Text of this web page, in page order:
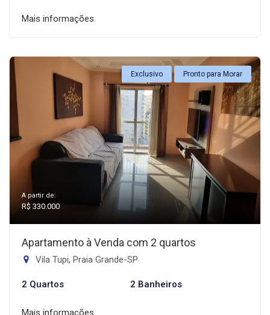
Mais informações
Exclusivo Pronto para Morar
A partir de:
R$ 330.000
Apartamento à Venda com 2 quartos
Vila Tupi, Praia Grande-SP
2 Quartos 2 Banheiros
Mais informações